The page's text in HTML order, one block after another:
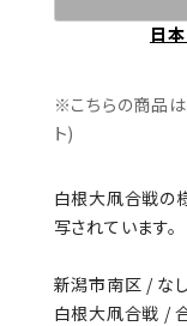
日
※こちらの商品
ト)
白根大凧合戦の
写されています。
新潟市南区 / な
白根大凧合戦 /